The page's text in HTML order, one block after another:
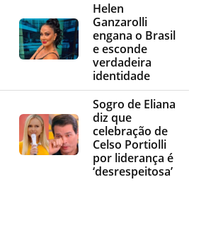
Helen
Ganzarolli
engana o Brasil
e esconde
verdadeira
identidade
Sogro de Eliana
diz que
celebração de
Celso Portiolli
por liderança é
‘desrespeitosa’